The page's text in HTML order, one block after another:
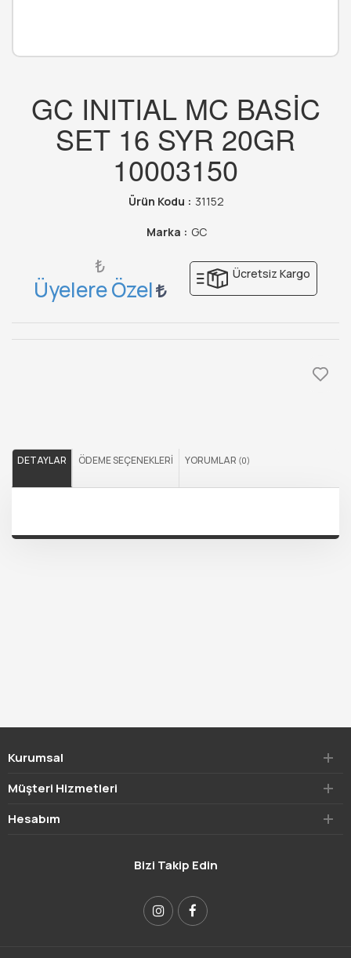
GC INITIAL MC BASİC
SET 16 SYR 20GR
10003150
Ürün Kodu : 31152
Marka : GC
₺
Üyelere Özel
Ücretsiz Kargo
DETAYLAR ÖDEME SEÇENEKLERI YORUMLAR (0)
Kurumsal
Müşteri Hizmetleri
Hesabım
Bizi Takip Edin